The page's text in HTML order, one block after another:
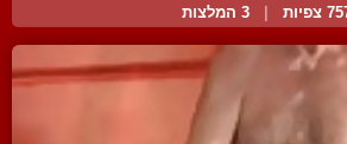
| 3 המלצות